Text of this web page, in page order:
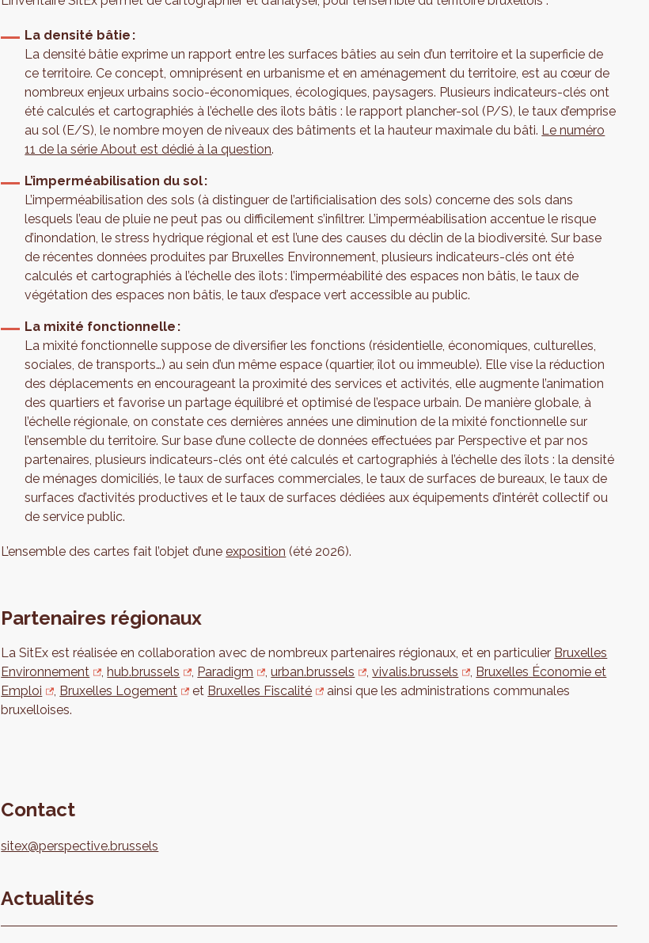
La densité bâtie :
La densité bâtie exprime un rapport entre les surfaces bâties au sein d’un territoire et la superficie de
ce territoire. Ce concept, omniprésent en urbanisme et en aménagement du territoire, est au cœur de
nombreux enjeux urbains socio-économiques, écologiques, paysagers. Plusieurs indicateurs-clés ont
été calculés et cartographiés à l’échelle des îlots bâtis : le rapport plancher-sol (P/S), le taux d’emprise
au sol (E/S), le nombre moyen de niveaux des bâtiments et la hauteur maximale du bâti. Le numéro
11 de la série About est dédié à la question.
L’imperméabilisation du sol :
L’imperméabilisation des sols (à distinguer de l’artificialisation des sols) concerne des sols dans
lesquels l’eau de pluie ne peut pas ou difficilement s’infiltrer. L’imperméabilisation accentue le risque
d’inondation, le stress hydrique régional et est l’une des causes du déclin de la biodiversité. Sur base
de récentes données produites par Bruxelles Environnement, plusieurs indicateurs-clés ont été
calculés et cartographiés à l’échelle des îlots : l’imperméabilité des espaces non bâtis, le taux de
végétation des espaces non bâtis, le taux d’espace vert accessible au public.
La mixité fonctionnelle :
La mixité fonctionnelle suppose de diversifier les fonctions (résidentielle, économiques, culturelles,
sociales, de transports…) au sein d’un même espace (quartier, îlot ou immeuble). Elle vise la réduction
des déplacements en encourageant la proximité des services et activités, elle augmente l’animation
des quartiers et favorise un partage équilibré et optimisé de l’espace urbain. De manière globale, à
l’échelle régionale, on constate ces dernières années une diminution de la mixité fonctionnelle sur
l’ensemble du territoire. Sur base d’une collecte de données effectuées par Perspective et par nos
partenaires, plusieurs indicateurs-clés ont été calculés et cartographiés à l’échelle des îlots : la densité
de ménages domiciliés, le taux de surfaces commerciales, le taux de surfaces de bureaux, le taux de
surfaces d’activités productives et le taux de surfaces dédiées aux équipements d’intérêt collectif ou
de service public.
L’ensemble des cartes fait l’objet d’uneexposition (été 2026).
Partenaires régionaux
La SitEx est réalisée en collaboration avec de nombreux partenaires régionaux, et en particulier Bruxelles
Environnement
,hub.brussels , Paradigm ,urban.brussels ,vivalis.brussels , Bruxelles Économie et
Emploi
, Bruxelles Logement et Bruxelles Fiscalité
ainsi que les administrations communales
bruxelloises.
Contact
sitex@perspective.brussels
Actualités